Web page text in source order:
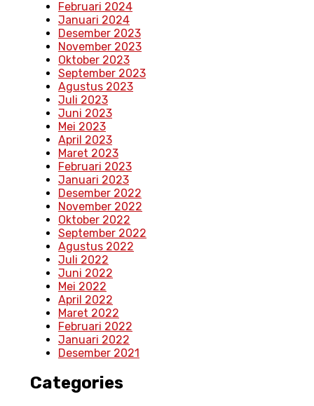
Februari 2024
Januari 2024
Desember 2023
November 2023
Oktober 2023
September 2023
Agustus 2023
Juli 2023
Juni 2023
Mei 2023
April 2023
Maret 2023
Februari 2023
Januari 2023
Desember 2022
November 2022
Oktober 2022
September 2022
Agustus 2022
Juli 2022
Juni 2022
Mei 2022
April 2022
Maret 2022
Februari 2022
Januari 2022
Desember 2021
Categories